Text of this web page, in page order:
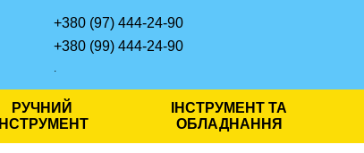
+380 (97) 444-24-90
+380 (99) 444-24-90
РУЧНИЙ
ІНСТРУМЕНТ
ІНСТРУМЕНТ ТА
ОБЛАДНАННЯ